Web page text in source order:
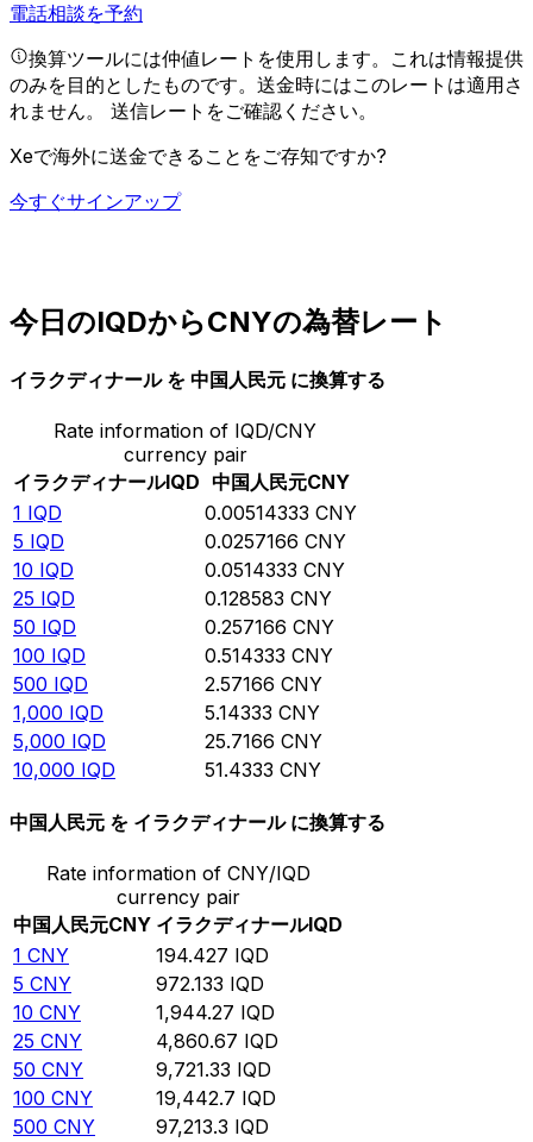
電話相談を予約
換算ツールには仲値レートを使用します。これは情報提供
のみを目的としたものです。送金時にはこのレートは適用さ
れません。 送信レートをご確認ください。
Xeで海外に送金できることをご存知ですか?
今すぐサインアップ
今日のIQDからCNYの為替レート
イラクディナール を 中国人民元 に換算する
Rate information of IQD/CNY
currency pair
イラクディナールIQD 中国人民元CNY
1 IQD 0.00514333 CNY
5 IQD 0.0257166 CNY
10 IQD 0.0514333 CNY
25 IQD 0.128583 CNY
50 IQD 0.257166 CNY
100 IQD 0.514333 CNY
500 IQD 2.57166 CNY
1,000 IQD 5.14333 CNY
5,000 IQD 25.7166 CNY
10,000 IQD 51.4333 CNY
中国人民元 を イラクディナール に換算する
Rate information of CNY/IQD
currency pair
中国人民元CNY イラクディナールIQD
1 CNY 194.427 IQD
5 CNY 972.133 IQD
10 CNY 1,944.27 IQD
25 CNY 4,860.67 IQD
50 CNY 9,721.33 IQD
100 CNY 19,442.7 IQD
500 CNY 97,213.3 IQD